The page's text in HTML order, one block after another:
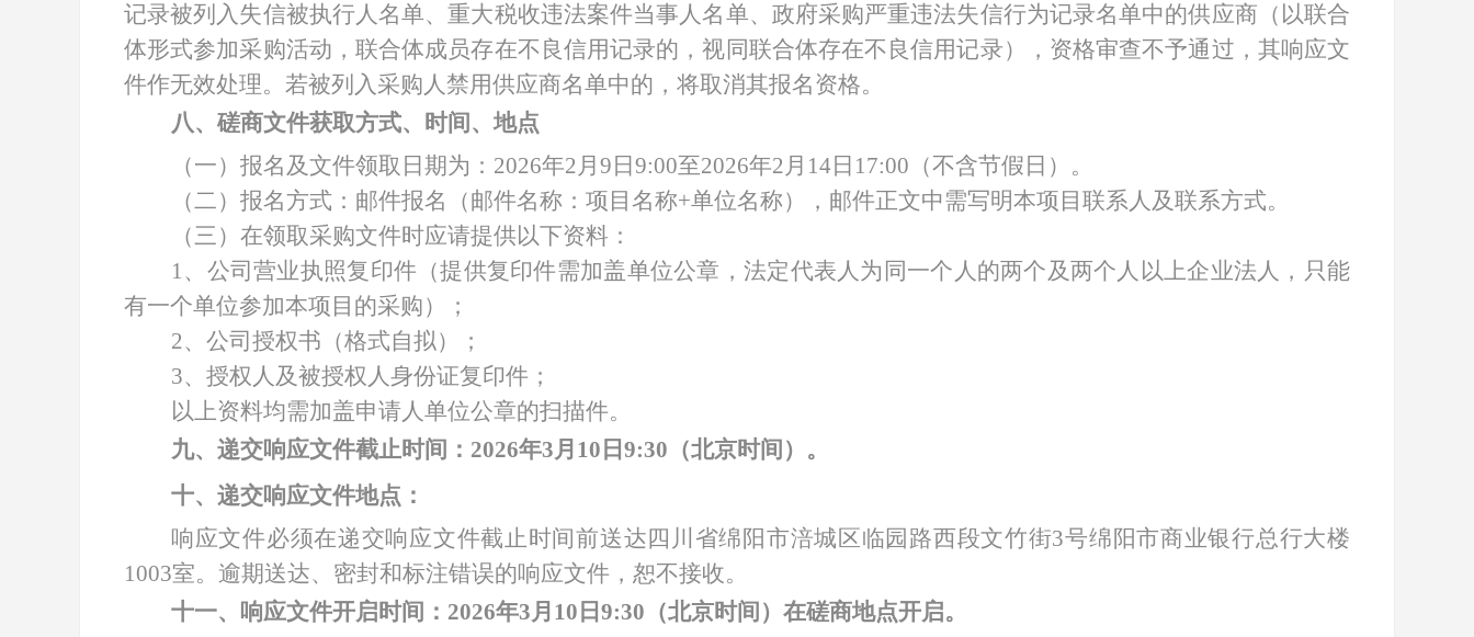
记录被列入失信被执行人名单、重大税收违法案件当事人名单、政府采购严重违法失信行为记录名单中的供应商（以联合
体形式参加采购活动，联合体成员存在不良信用记录的，视同联合体存在不良信用记录），资格审查不予通过，其响应文
件作无效处理。若被列入采购人禁用供应商名单中的，将取消其报名资格。
八、磋商文件获取方式、时间、地点
（一）报名及文件领取日期为： 2026年2月 9 日 9:00至2026年2月 14 日 17:00（不含节假日）。
（二）报名方式：邮件报名（邮件名称：项目名称+单位名称），邮件正文中需写明本项目联系人及联系方式。
（三）在领取采购文件时应请提供以下资料：
1、公司营业执照复印件（提供复印件需加盖单位公章，法定代表人为同一个人的两个及两个人以上企业法人，只能
有一个单位参加本项目的采购）；
2、公司授权书（格式自拟）；
3、授权人及被授权人身份证复印件；
以上资料均需加盖申请人单位公章的扫描件。
九、递交响应文件截止时间： 2026年3月 10 日 9:30（北京时间）。
十、递交响应文件地点：
响应文件必须在递交响应文件截止时间前送达四川省绵阳市涪城区临园路西段文竹街3号绵阳市商业银行总行大楼
1003室。逾期送达、密封和标注错误的响应文件，恕不接收。
十一、响应文件开启时间： 2026年3月10日9:30（北京时间）在磋商地点开启。